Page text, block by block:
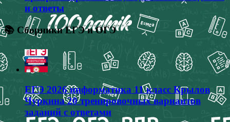
и ответы
📚 Сборники ЕГЭ и ОГЭ
ЕГЭ 2026 информатика 11 класс Крылов
Чуркина 20 тренировочных вариантов
заданий с ответами